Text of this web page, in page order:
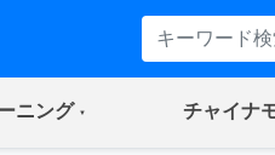
ニング(current) チャイナ